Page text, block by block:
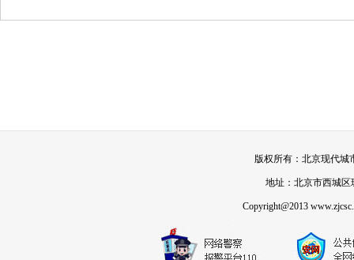
版权所有：北京现代城
地址：北京市西城区
Copyright@2013